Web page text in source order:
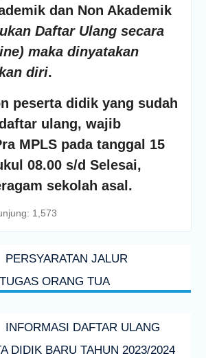
dan Non Akademik
Daftar Ulang secara
maka dinyatakan
diri.
peserta didik yang sudah
ulang, wajib
MPLS pada tanggal 15
08.00 s/d Selesai,
sekolah asal.
1,573
post:
PERSYARATAN JALUR
ORANG TUA
post:
INFORMASI DAFTAR ULANG
DIDIK BARU TAHUN 2023/2024